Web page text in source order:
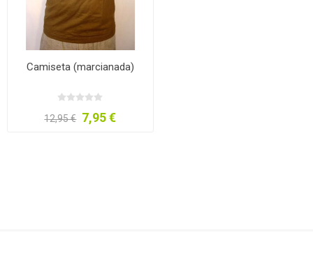
Camiseta (marcianada)
12,95 € 7,95 €